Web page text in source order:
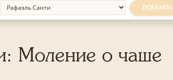
ПОКАЗАТЬ
Моление о чаше